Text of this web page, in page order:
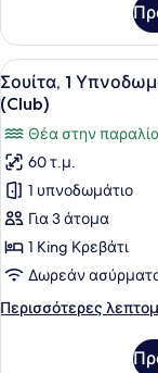
Θέα
στη
Θάλασσα
Δωμάτιο,
King
Κρεβάτι,
Μπαλκόνι,
Θέα
στη
Θάλασσα
Προβολή
όλων
των
φωτογραφιών
για
Σουίτα,
1
Υπνοδωμάτιο,
Μπαλκόνι,
στη
8
Σουίτα, 1
(Club)
Θέα στην παραλία
60 τ.μ.
1 υπνοδωμάτιο
Για 3 άτομα
1 King Κρεβάτι
Δωρεάν
Περισσότερες
Περισσότερες